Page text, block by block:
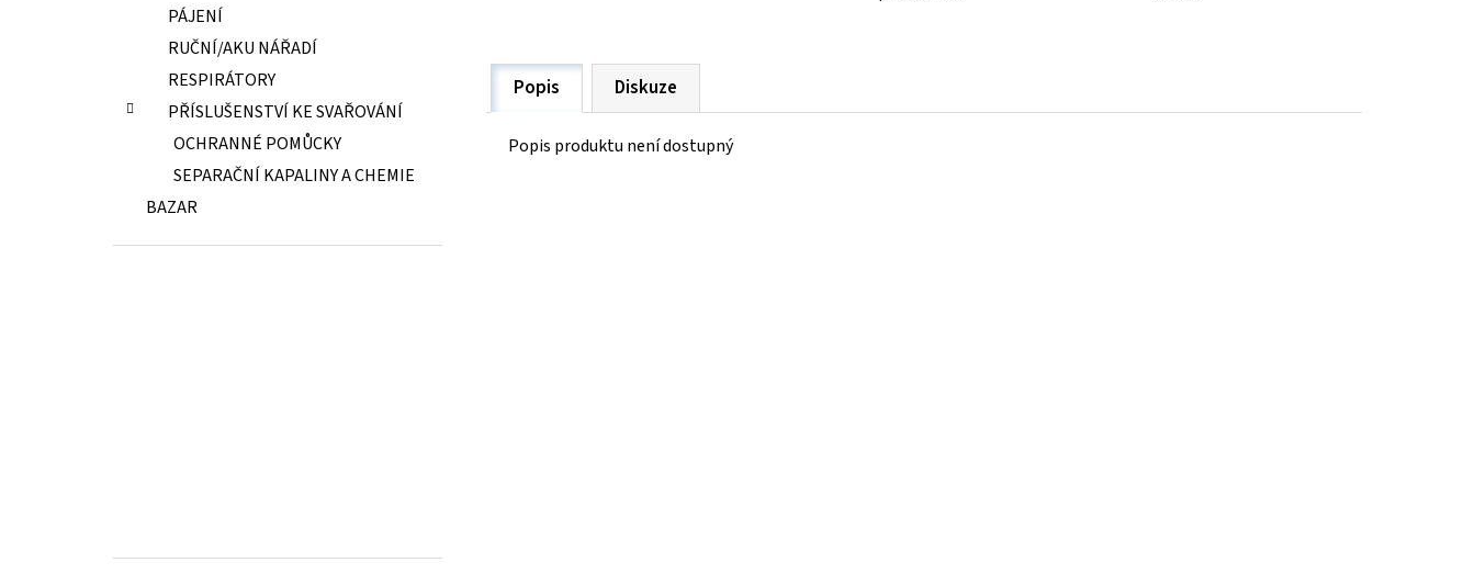
PÁJENÍ
RUČNÍ/AKU NÁŘADÍ
RESPIRÁTORY
PŘÍSLUŠENSTVÍ KE SVAŘOVÁNÍ
OCHRANNÉ POMŮCKY
SEPARAČNÍ KAPALINY A CHEMIE
BAZAR
Popis Diskuze
Popis produktu není dostupný